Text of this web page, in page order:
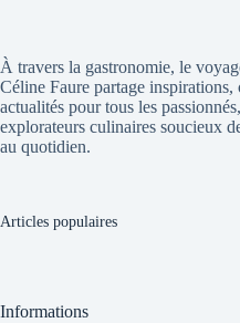
À travers la gastronomie, le
Céline Faure partage inspirations,
actualités pour tous les
explorateurs culinaires soucieux
au quotidien.
Articles populaires
Informations